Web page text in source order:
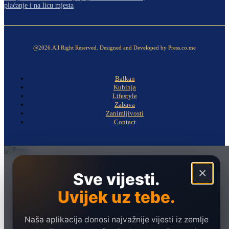
plaćanje i na licu mjesta
@2026.All Right Reserved. Designed and Developed by Press.co.me
Balkan
Kuhinja
Lifestyle
Zabava
Zanimljivosti
Contact
×
Sve vijesti.
Uvijek uz tebe.
Naša aplikacija donosi najvažnije vijesti iz zemlje
Ekonomija